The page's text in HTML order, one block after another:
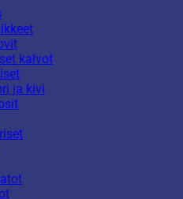
kalvot
ja kivi